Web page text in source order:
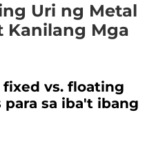
Uri ng Metal
Kanilang Mga
vs. floating
sa iba't ibang